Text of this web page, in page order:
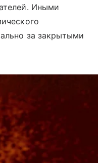
Иными
за закрытыми